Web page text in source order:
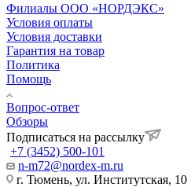
Филиалы ООО «НОРДЭКС»
Условия оплаты
Условия доставки
Гарантия на товар
Политика
Помощь
Вопрос-ответ
Обзоры
Подписаться на рассылку
+7 (3452) 500-101
n-m72@nordex-m.ru
г. Тюмень, ул. Институтская, 10